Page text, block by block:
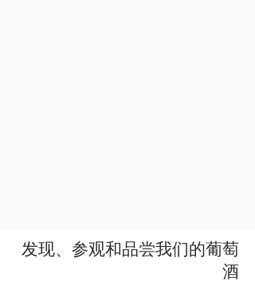
发现、参观和品尝我们的葡萄
酒